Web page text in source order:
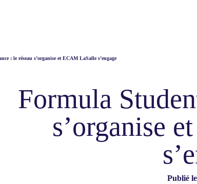
: le réseau s’organise et ECAM LaSalle s’engage
Formula
s’organise
Publié